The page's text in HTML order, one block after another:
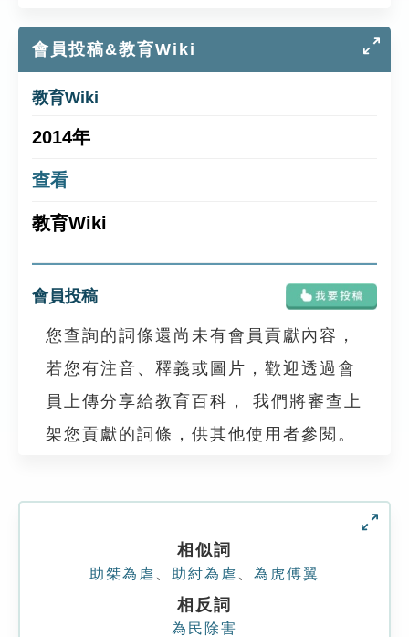
會員投稿&教育Wiki
教育Wiki
2014年
查看
教育Wiki
會員投稿
您查詢的詞條還尚未有會員貢獻內容，
若您有注音、釋義或圖片，歡迎透過會
員上傳分享給教育百科， 我們將審查上
架您貢獻的詞條，供其他使用者參閱。
相似詞
助桀為虐 助紂為虐 為虎傅翼
相反詞
為民除害